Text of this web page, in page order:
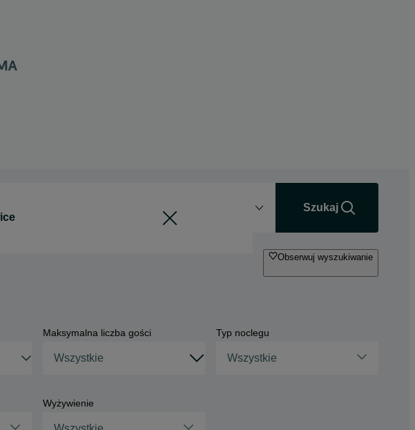
Szukaj
Obserwuj wyszukiwanie
Maksymalna liczba gości Typ noclegu
Wszystkie
Wyżywienie